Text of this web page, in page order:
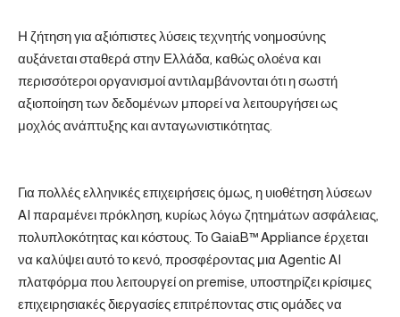
Η ζήτηση για αξιόπιστες λύσεις τεχνητής νοημοσύνης
αυξάνεται σταθερά στην Ελλάδα, καθώς ολοένα και
περισσότεροι οργανισμοί αντιλαμβάνονται ότι η σωστή
αξιοποίηση των δεδομένων μπορεί να λειτουργήσει ως
μοχλός ανάπτυξης και ανταγωνιστικότητας.
Για πολλές ελληνικές επιχειρήσεις όμως, η υιοθέτηση λύσεων
AI παραμένει πρόκληση, κυρίως λόγω ζητημάτων ασφάλειας,
πολυπλοκότητας και κόστους. ΤοGaiaB™ Appliance έρχεται
να καλύψει αυτό το κενό, προσφέροντας μια Agentic AI
πλατφόρμα που λειτουργεί on premise, υποστηρίζει κρίσιμες
επιχειρησιακές διεργασίες επιτρέποντας στις ομάδες να